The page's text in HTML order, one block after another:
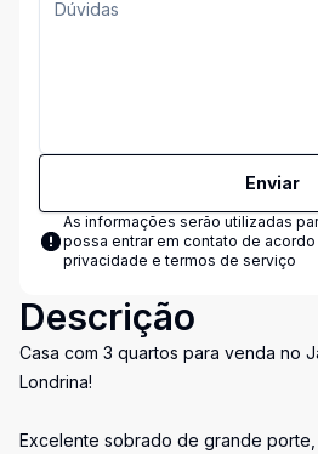
Enviar
As informações serão utilizadas
possa entrar em contato de acordo
privacidade e termos de serviço
Descrição
Casa com 3 quartos para venda no
Londrina!
Excelente sobrado de grande